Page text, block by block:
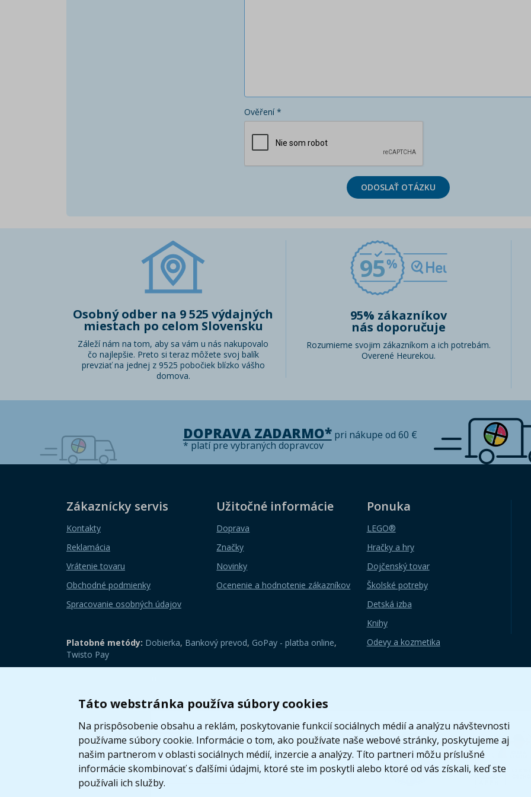
Táto webstránka používa súbory cookies
Na prispôsobenie obsahu a reklám, poskytovanie funkcií sociálnych médií a analýzu návštevnosti
používame súbory cookie. Informácie o tom, ako používate naše webové stránky, poskytujeme aj
našim partnerom v oblasti sociálnych médií, inzercie a analýzy. Títo partneri môžu príslušné
informácie skombinovať s ďalšími údajmi, ktoré ste im poskytli alebo ktoré od vás získali, keď ste
používali ich služby.
Ověření *
ODOSLAŤ OTÁZKU
Osobný odber na 9 525 výdajných
miestach po celom Slovensku
Záleží nám na tom, aby sa vám u nás nakupovalo
čo najlepšie. Preto si teraz môžete svoj balík
prevziať na jednej z 9525 pobočiek blízko vášho
domova.
95
95% zákazníkov
nás doporučuje
Rozumieme svojim zákazníkom a ich potrebám.
Overené Heurekou.
DOPRAVA ZADARMO*pri nákupe od 60 €
* platí pre vybraných dopravcov
Zákaznícky servis
Kontakty
Reklamácia
Vrátenie tovaru
Obchodné podmienky
Spracovanie osobných údajov
Užitočné informácie
Doprava
Značky
Novinky
Ocenenie a hodnotenie zákazníkov
Ponuka
LEGO®
Hračky a hry
Dojčenský tovar
Školské potreby
Detská izba
Knihy
Odevy a kozmetika
Platobné metódy: Dobierka, Bankový prevod, GoPay - platba online,
Twisto Pay